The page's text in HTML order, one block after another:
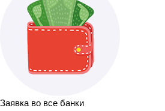
Заявка во все банки